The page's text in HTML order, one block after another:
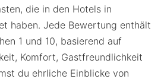
die in den Hotels in
haben. Jede Bewertung enthält
1 und 10, basierend auf
Komfort, Gastfreundlichkeit
du ehrliche Einblicke von